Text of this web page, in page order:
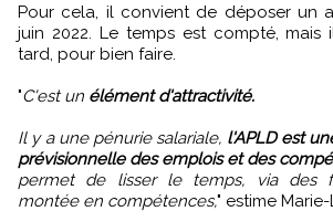
Pour cela, il convient de déposer un
juin 2022. Le temps est compté, mais
tard, pour bien faire.
"C'est un élément d'attractivité.
Il y a une pénurie salariale, l'APLD est
prévisionnelle des emplois et des
permet de lisser le temps, via des
montée en compétences," estime